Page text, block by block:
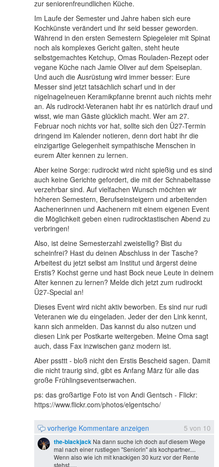
zur seniorenfreundlichen Küche.
Im Laufe der Semester und Jahre haben sich eure
Kochkünste verändert und ihr seid besser geworden.
Während in den ersten Semestern Spiegeleier mit Spinat
noch als komplexes Gericht galten, steht heute
selbstgemachtes Ketchup, Omas Rouladen-Rezept oder
vegane Küche nach Jamie Oliver auf dem Speiseplan.
Und auch die Ausrüstung wird immer besser: Eure
Messer sind jetzt tatsächlich scharf und in der
nigelnagelneuen Keramikpfanne brennt auch nichts mehr
an. Als rudirockt-Veteranen habt ihr es natürlich drauf und
wisst, wie man Gäste glücklich macht. Wer am 27.
Februar noch nichts vor hat, sollte sich den Ü27-Termin
dringend im Kalender notieren, denn dort habt ihr die
einzigartige Gelegenheit sympathische Menschen in
eurem Alter kennen zu lernen.
Aber keine Sorge: rudirockt wird nicht spießig und es sind
auch keine Gerichte gefordert, die mit der Schnabeltasse
verzehrbar sind. Auf vielfachen Wunsch möchten wir
höheren Semestern, Berufseinsteigern und arbeitenden
Aachenerinnen und Aachenern mit einem eigenen Event
die Möglichkeit geben einen rudirocktastischen Abend zu
verbringen!
Also, ist deine Semesterzahl zweistellig? Bist du
scheinfrei? Hast du deinen Abschluss in der Tasche?
Arbeitest du jetzt selbst am Institut und ärgerst deine
Erstis? Kochst gerne und hast Bock neue Leute in deinem
Alter kennen zu lernen? Melde dich jetzt zum rudirockt
Ü27-Special an!
Dieses Event wird nicht aktiv beworben. Es sind nur rudi
Veteranen wie du eingeladen. Jeder der den Link kennt,
kann sich anmelden. Das kannst du also nutzen und
diesen Link per Postkarte weitergeben. Meine Oma sagt
auch, dass Fax inzwischen ganz modern ist.
Aber pssttt - bloß nicht den Erstis Bescheid sagen. Damit
die nicht traurig sind, gibt es Anfang März für alle das
große Frühlingseventserwachen.
ps: das großartige Foto ist von Andi Gentsch - Flickr:
https://www.flickr.com/photos/elgentscho/
vorherige Kommentare anzeigen 5 von 10
the-blackjack Na dann suche ich doch auf diesem Wege
mal nach einer rustiegen "Seniorin" als kochpartner....
Wenn also wie ich mit knackigen 30 kurz vor der Rente
stehst.....